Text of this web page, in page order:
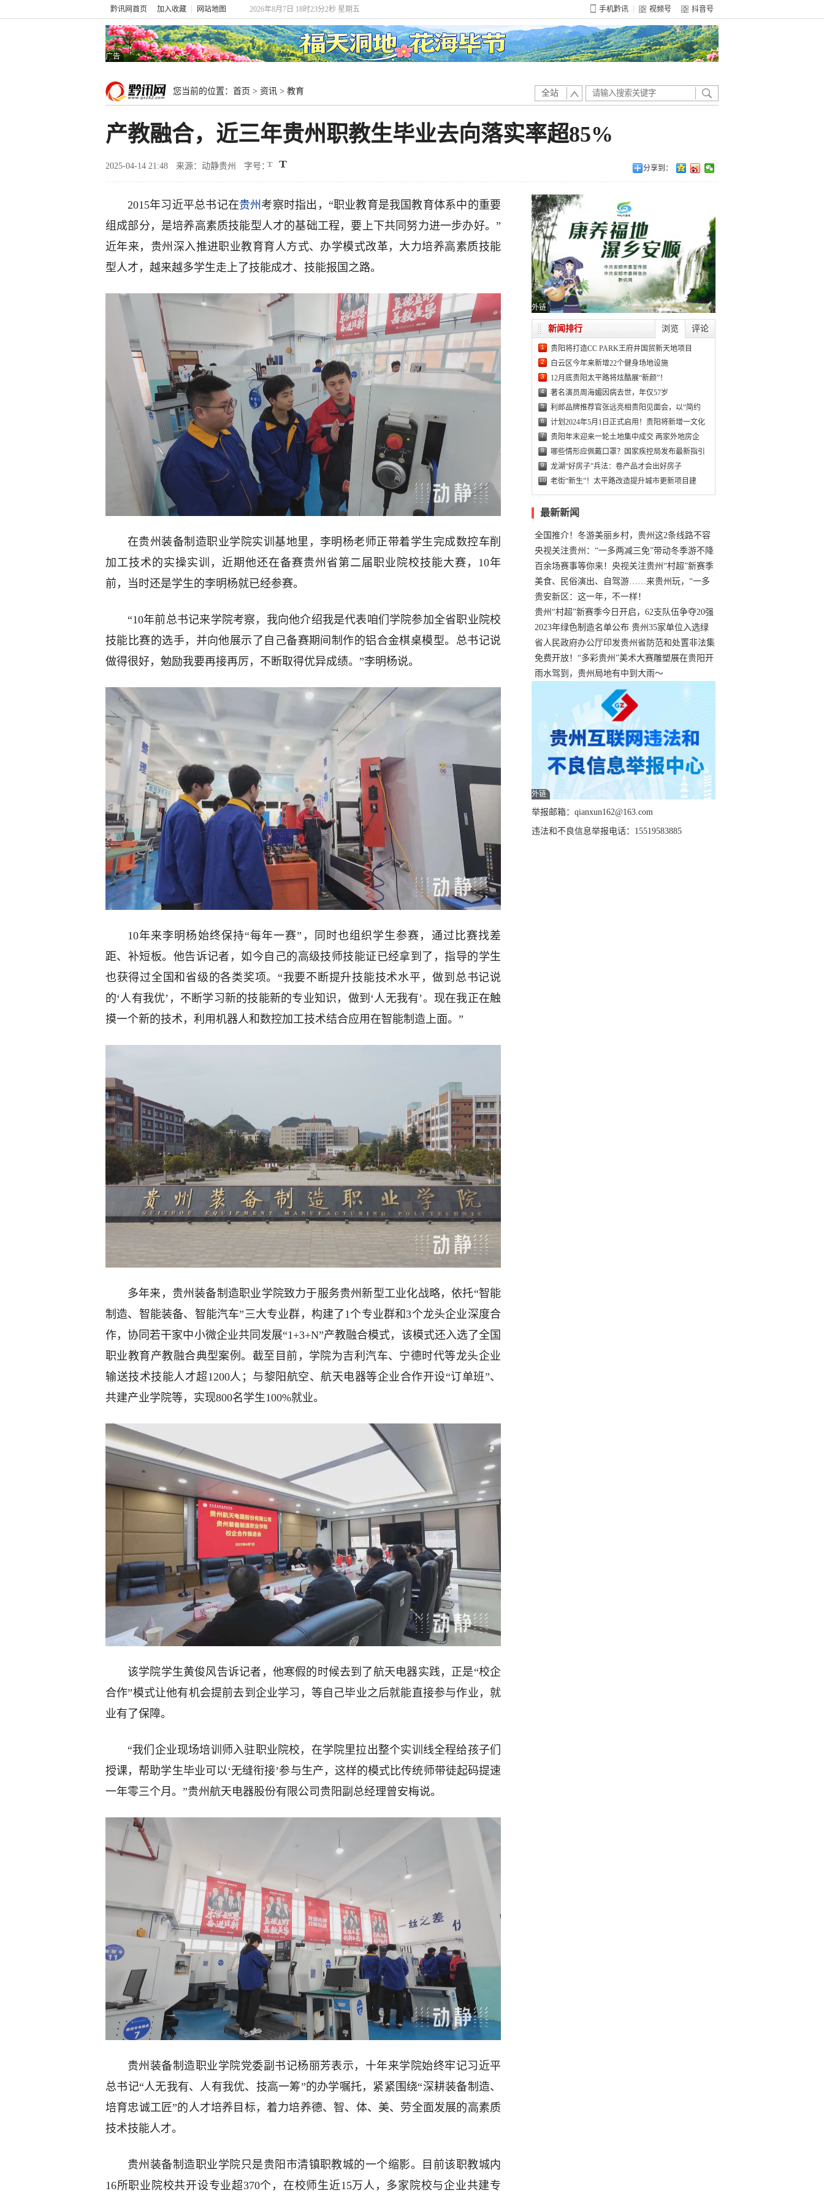
黔讯网首页 加入收藏 网站地图 2026年8月7日 18时23分4秒 星期五 手机黔讯 视频号 抖音号
广告
您当前的位置： 首页 > 资讯 > 教育 全站
产教融合，近三年贵州职教生毕业去向落实率超85%
2025-04-14 21:48 来源：动静贵州 字号： 分享到：
2015年习近平总书记在贵州 考察时指出，“职业教育是我国教育体系中的重要
组成部分，是培养高素质技能型人才的基础工程，要上下共同努力进一步办好。”
近年来，贵州深入推进职业教育育人方式、办学模式改革，大力培养高素质技能
型人才，越来越多学生走上了技能成才、技能报国之路。
在贵州装备制造职业学院实训基地里，李明杨老师正带着学生完成数控车削
加工技术的实操实训，近期他还在备赛贵州省第二届职业院校技能大赛，10年
前，当时还是学生的李明杨就已经参赛。
“10年前总书记来学院考察，我向他介绍我是代表咱们学院参加全省职业院校
技能比赛的选手，并向他展示了自己备赛期间制作的铝合金棋桌模型。总书记说
做得很好，勉励我要再接再厉，不断取得优异成绩。”李明杨说。
10年来李明杨始终保持“每年一赛”，同时也组织学生参赛，通过比赛找差
距、补短板。他告诉记者，如今自己的高级技师技能证已经拿到了，指导的学生
也获得过全国和省级的各类奖项。“我要不断提升技能技术水平，做到总书记说
的‘人有我优’，不断学习新的技能新的专业知识，做到‘人无我有’。现在我正在触
摸一个新的技术，利用机器人和数控加工技术结合应用在智能制造上面。”
多年来，贵州装备制造职业学院致力于服务贵州新型工业化战略，依托“智能
制造、智能装备、智能汽车”三大专业群，构建了1个专业群和3个龙头企业深度合
作，协同若干家中小微企业共同发展“1+3+N”产教融合模式，该模式还入选了全国
职业教育产教融合典型案例。截至目前，学院为吉利汽车、宁德时代等龙头企业
输送技术技能人才超1200人；与黎阳航空、航天电器等企业合作开设“订单班”、
共建产业学院等，实现800名学生100%就业。
该学院学生黄俊风告诉记者，他寒假的时候去到了航天电器实践，正是“校企
合作”模式让他有机会提前去到企业学习，等自己毕业之后就能直接参与作业，就
业有了保障。
“我们企业现场培训师入驻职业院校，在学院里拉出整个实训线全程给孩子们
授课，帮助学生毕业可以‘无缝衔接’参与生产，这样的模式比传统师带徒起码提速
一年零三个月。”贵州航天电器股份有限公司贵阳副总经理曾安梅说。
贵州装备制造职业学院党委副书记杨丽芳表示，十年来学院始终牢记习近平
总书记“人无我有、人有我优、技高一筹”的办学嘱托，紧紧围绕“深耕装备制造、
培育忠诚工匠”的人才培养目标，着力培养德、智、体、美、劳全面发展的高素质
技术技能人才。
贵州装备制造职业学院只是贵阳市清镇职教城的一个缩影。目前该职教城内
16所职业院校共开设专业超370个，在校师生近15万人，多家院校与企业共建专
外链
浏览 评论
新闻排行
1 贵阳将打造CC PARK王府井国贸新天地项目
2 白云区今年来新增22个健身场地设施
3 12月底贵阳太平路将炫酷展“新颜”！
4 著名演员周海媚因病去世，年仅57岁
5 利郎品牌推荐官张远亮相贵阳见面会，以“简约
6 计划2024年5月1日正式启用！贵阳将新增一文化
7 贵阳年末迎来一轮土地集中成交 两家外地房企
8 哪些情形应佩戴口罩？国家疾控局发布最新指引
9 龙湖“好房子”兵法：卷产品才会出好房子
10 老街“新生”！太平路改造提升城市更新项目建
最新新闻
全国推介！冬游美丽乡村，贵州这2条线路不容
错过
央视关注贵州：“一多两减三免”带动冬季游不降
温
百余场赛事等你来！央视关注贵州“村超”新赛季
正式“打响”
美食、民俗演出、自驾游……来贵州玩，“一多
两减三免”！
贵安新区：这一年，不一样！
贵州“村超”新赛季今日开启，62支队伍争夺20强
名额
2023年绿色制造名单公布 贵州35家单位入选绿
色工厂
省人民政府办公厅印发贵州省防范和处置非法集
资工作实施细则
免费开放！“多彩贵州”美术大赛雕塑展在贵阳开
展，持续至1月19日
雨水驾到，贵州局地有中到大雨～
外链
举报邮箱：qianxun162@163.com
违法和不良信息举报电话：15519583885